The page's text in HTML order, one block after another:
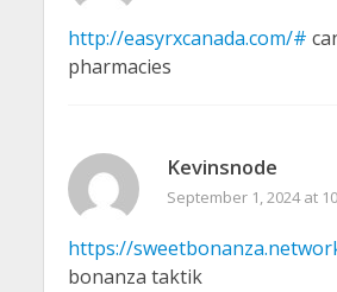
http://easyrxcanada.com/#
pharmacies
Kevinsnode
September 1, 2024 at
https://
bonanza taktik